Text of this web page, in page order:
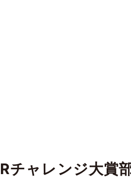
チャレンジ大賞